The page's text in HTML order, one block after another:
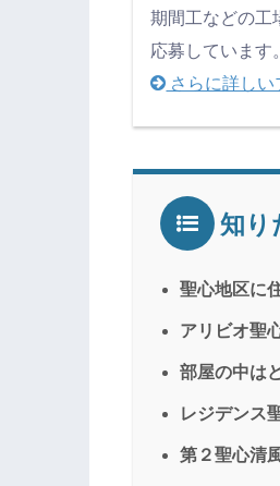
期間工などの工
応募しています
さらに詳し
知り
聖心地区に
アリビオ聖
部屋の中は
レジデンス
第２聖心清